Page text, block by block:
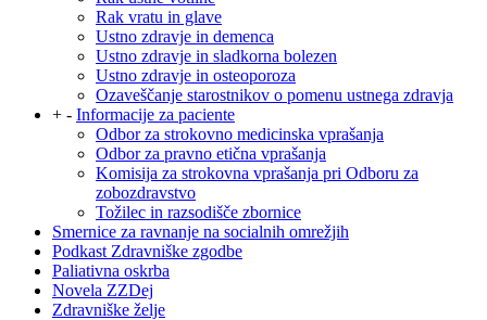
Rak vratu in glave
Ustno zdravje in demenca
Ustno zdravje in sladkorna bolezen
Ustno zdravje in osteoporoza
Ozaveščanje starostnikov o pomenu ustnega zdravja
+ - Informacije za paciente
Odbor za strokovno medicinska vprašanja
Odbor za pravno etična vprašanja
Komisija za strokovna vprašanja pri Odboru za
zobozdravstvo
Tožilec in razsodišče zbornice
Smernice za ravnanje na socialnih omrežjih
Podkast Zdravniške zgodbe
Paliativna oskrba
Novela ZZDej
Zdravniške želje